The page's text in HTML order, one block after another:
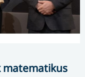
matematikus